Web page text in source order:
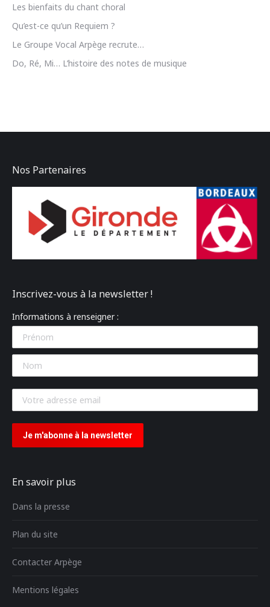
Les bienfaits du chant choral
Qu’est-ce qu’un Requiem ?
Le Groupe Vocal Arpège recrute…
Do, Ré, Mi… L’histoire des notes de musique
Nos Partenaires
Inscrivez-vous à la newsletter !
Informations à renseigner :
En savoir plus
Dans la presse
Plan du site
Contacter Arpège
Mentions légales